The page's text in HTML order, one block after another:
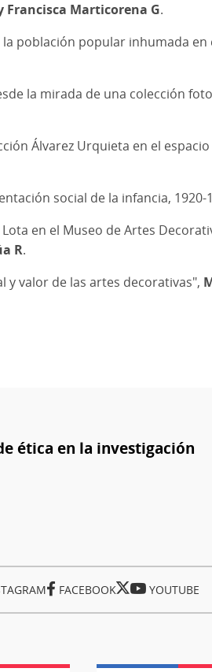
Francisca Marticorena G.
población popular inhumada
la mirada de una colección
Álvarez Urquieta en el
social de la infancia, 1920-
en el Museo de Artes
R.
y valor de las artes decorativas",
ética en la investigación
FACEBOOK YOUTUBE